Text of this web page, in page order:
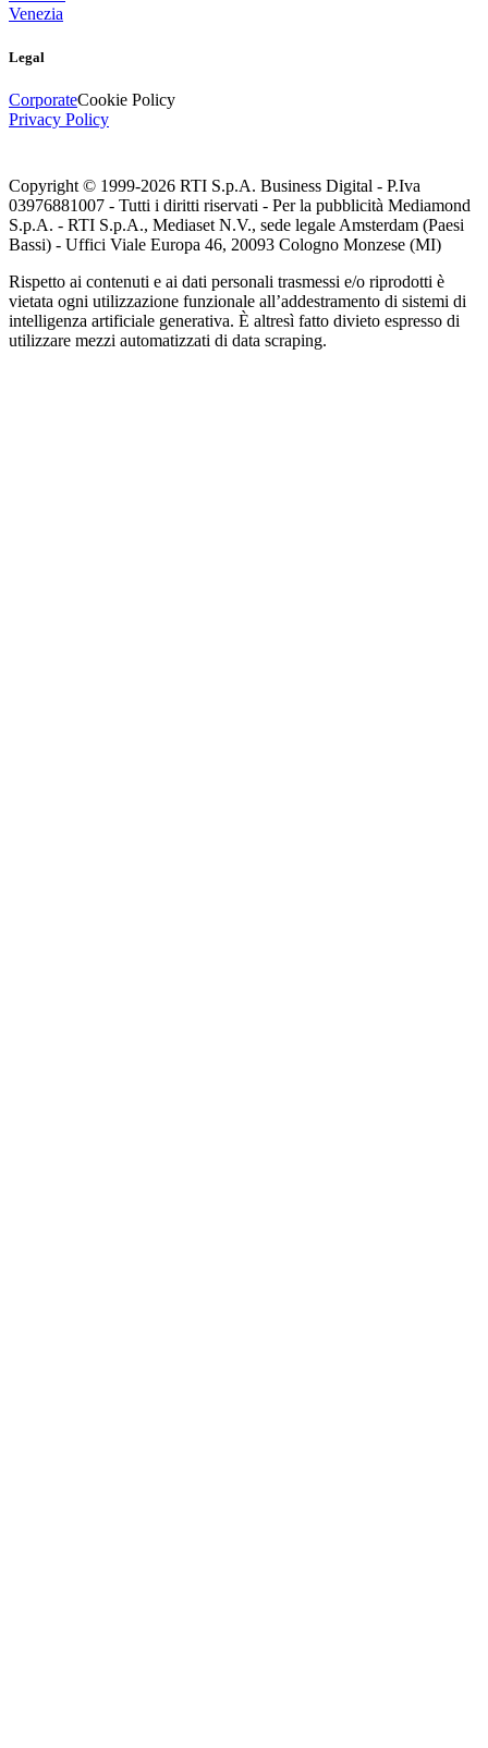
Venezia
Legal
CorporateCookie Policy
Privacy Policy
Copyright © 1999-2026 RTI S.p.A. Business Digital - P.Iva
03976881007 - Tutti i diritti riservati - Per la pubblicità Mediamond
S.p.A. - RTI S.p.A., Mediaset N.V., sede legale Amsterdam (Paesi
Bassi) - Uffici Viale Europa 46, 20093 Cologno Monzese (MI)
Rispetto ai contenuti e ai dati personali trasmessi e/o riprodotti è
vietata ogni utilizzazione funzionale all’addestramento di sistemi di
intelligenza artificiale generativa. È altresì fatto divieto espresso di
utilizzare mezzi automatizzati di data scraping.